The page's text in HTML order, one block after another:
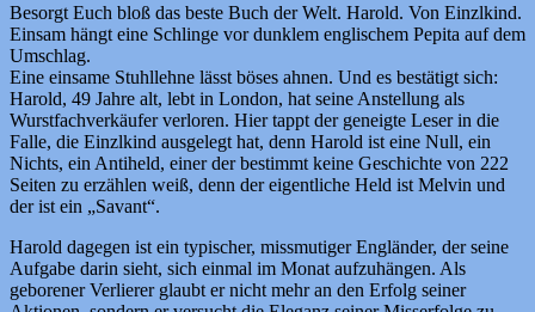
Besorgt Euch bloß das beste Buch der Welt. Harold. Von Einzlkind.
Einsam hängt eine Schlinge vor dunklem englischem Pepita auf dem
Umschlag.
Eine einsame Stuhllehne lässt böses ahnen. Und es bestätigt sich:
Harold, 49 Jahre alt, lebt in London, hat seine Anstellung als
Wurstfachverkäufer verloren. Hier tappt der geneigte Leser in die
Falle, die Einzlkind ausgelegt hat, denn Harold ist eine Null, ein
Nichts, ein Antiheld, einer der bestimmt keine Geschichte von 222
Seiten zu erzählen weiß, denn der eigentliche Held ist Melvin und
der ist ein „Savant“.
Harold dagegen ist ein typischer, missmutiger Engländer, der seine
Aufgabe darin sieht, sich einmal im Monat aufzuhängen. Als
geborener Verlierer glaubt er nicht mehr an den Erfolg seiner